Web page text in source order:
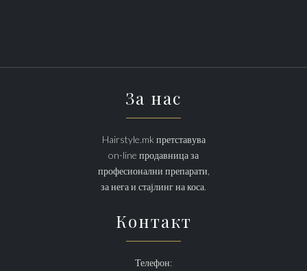
За нас
Hairstyle.mk претставува
on-line продавница за
професионални препарати,
за нега и стајлинг на коса.
Контакт
Телефон: